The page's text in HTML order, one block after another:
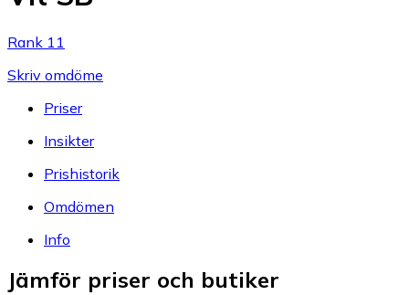
Rank 11
Skriv omdöme
Priser
Insikter
Prishistorik
Omdömen
Info
Jämför priser och butiker